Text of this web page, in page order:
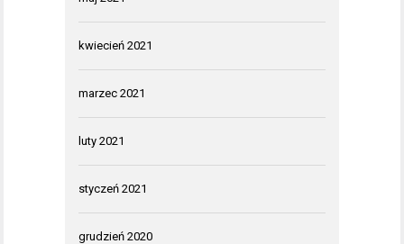
kwiecień 2021
marzec 2021
luty 2021
styczeń 2021
grudzień 2020